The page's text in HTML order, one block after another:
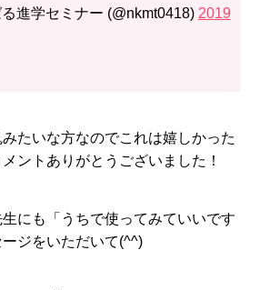
進学セミナー (@nkmt0418) 2019
たいな方なのでこれは嬉しかった
ントありがとうございました！
にも「うちで使ってみていいです
ジをいただいて(^^)